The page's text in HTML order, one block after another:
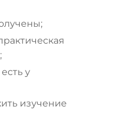
у
изучение